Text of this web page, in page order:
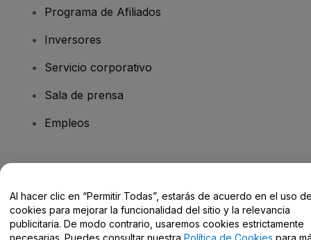
Programa de Afiliados
Inversores
Servicio corporativo
Sala de prensa
Empleos
Centro de Ayuda / Contacto
Al hacer clic en “Permitir Todas”, estarás de acuerdo en el uso
cookies para mejorar la funcionalidad del sitio y la relevancia
publicitaria. De modo contrario, usaremos cookies estrictamente
necesarias. Puedes consultar nuestra Política de Cookies para